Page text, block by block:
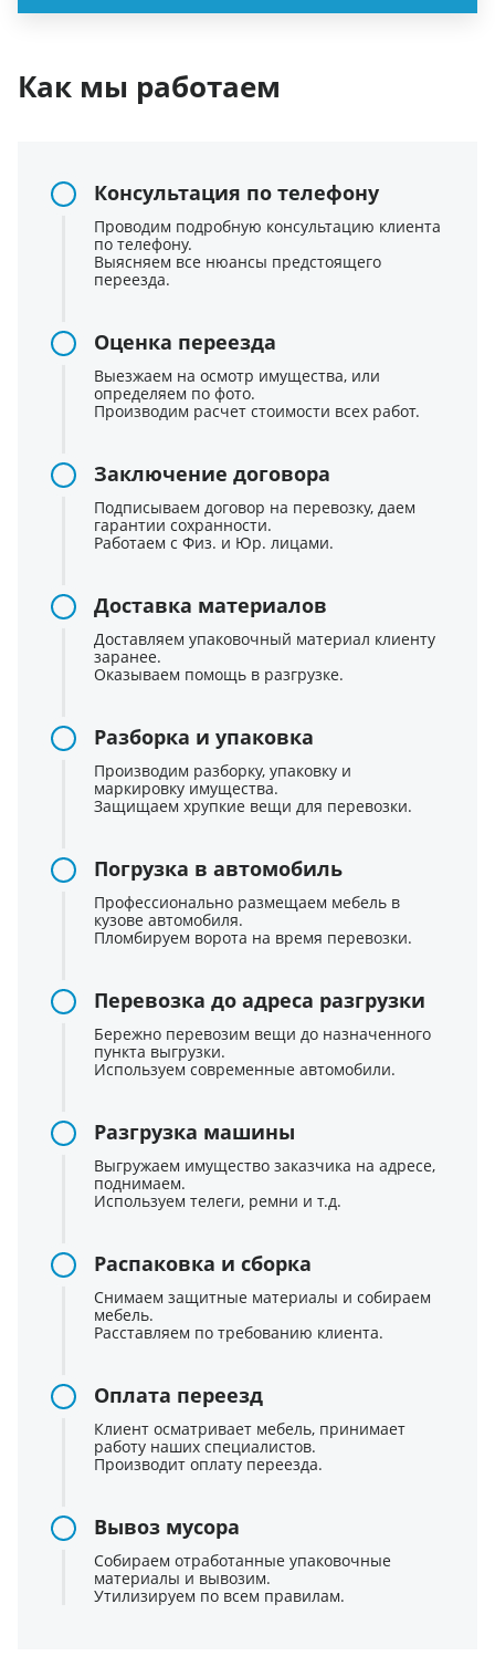
Как мы работаем
Консультация по телефону
Проводим подробную консультацию клиента
по телефону.
Выясняем все нюансы предстоящего
переезда.
Оценка переезда
Выезжаем на осмотр имущества, или
определяем по фото.
Производим расчет стоимости всех работ.
Заключение договора
Подписываем договор на перевозку, даем
гарантии сохранности.
Работаем с Физ. и Юр. лицами.
Доставка материалов
Доставляем упаковочный материал клиенту
заранее.
Оказываем помощь в разгрузке.
Разборка и упаковка
Производим разборку, упаковку и
маркировку имущества.
Защищаем хрупкие вещи для перевозки.
Погрузка в автомобиль
Профессионально размещаем мебель в
кузове автомобиля.
Пломбируем ворота на время перевозки.
Перевозка до адреса разгрузки
Бережно перевозим вещи до назначенного
пункта выгрузки.
Используем современные автомобили.
Разгрузка машины
Выгружаем имущество заказчика на адресе,
поднимаем.
Используем телеги, ремни и т.д.
Распаковка и сборка
Снимаем защитные материалы и собираем
мебель.
Расставляем по требованию клиента.
Оплата переезд
Клиент осматривает мебель, принимает
работу наших специалистов.
Производит оплату переезда.
Вывоз мусора
Собираем отработанные упаковочные
материалы и вывозим.
Утилизируем по всем правилам.